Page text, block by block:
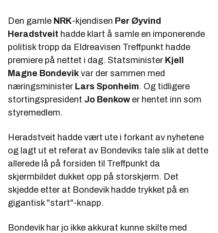
Den gamle NRK-kjendisen Per Øyvind
Heradstveit hadde klart å samle en imponerende
politisk tropp da Eldreavisen Treffpunkt hadde
premiere på nettet i dag. Statsminister Kjell
Magne Bondevik var der sammen med
næringsminister Lars Sponheim. Og tidligere
stortingspresident Jo Benkower hentet inn som
styremedlem.
Heradstveit hadde vært ute i forkant av nyhetene
og lagt ut et referat av Bondeviks tale slik at dette
allerede lå på forsiden til Treffpunkt da
skjermbildet dukket opp på storskjerm. Det
skjedde etter at Bondevik hadde trykket på en
gigantisk "start"-knapp.
Bondevik har jo ikke akkurat kunne skilte med